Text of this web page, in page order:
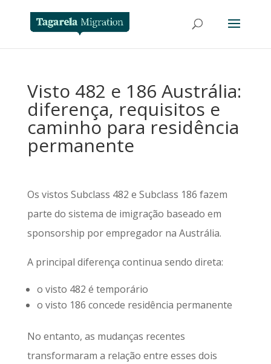
Visto 482 e 186 Austrália:
diferença, requisitos e
caminho para residência
permanente
Os vistos Subclass 482 e Subclass 186 fazem
parte do sistema de imigração baseado em
sponsorship por empregador na Austrália.
A principal diferença continua sendo direta:
o visto 482 é temporário
o visto 186 concede residência permanente
No entanto, as mudanças recentes
transformaram a relação entre esses dois